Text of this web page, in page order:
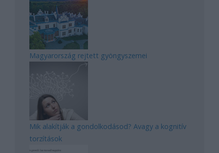
Magyarország rejtett gyöngyszemei
Mik alakítják a gondolkodásod? Avagy a kognitív
torzítások